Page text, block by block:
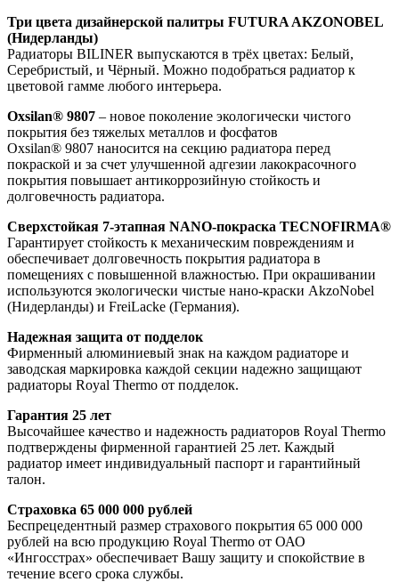
Три цвета дизайнерской палитры FUTURA AKZONOBEL
(Нидерланды)
Радиаторы BILINER выпускаются в трёх цветах: Белый,
Серебристый, и Чёрный. Можно подобраться радиатор к
цветовой гамме любого интерьера.
Oxsilan® 9807 – новое поколение экологически чистого
покрытия без тяжелых металлов и фосфатов
Oxsilan® 9807 наносится на секцию радиатора перед
покраской и за счет улучшенной адгезии лакокрасочного
покрытия повышает антикоррозийную стойкость и
долговечность радиатора.
Сверхстойкая 7-этапная NANO-покраска TECNOFIRMA®
Гарантирует стойкость к механическим повреждениям и
обеспечивает долговечность покрытия радиатора в
помещениях с повышенной влажностью. При окрашивании
используются экологически чистые нано-краски AkzoNobel
(Нидерланды) и FreiLacke (Германия).
Надежная защита от подделок
Фирменный алюминиевый знак на каждом радиаторе и
заводская маркировка каждой секции надежно защищают
радиаторы Royal Thermo от подделок.
Гарантия 25 лет
Высочайшее качество и надежность радиаторов Royal Thermo
подтверждены фирменной гарантией 25 лет. Каждый
радиатор имеет индивидуальный паспорт и гарантийный
талон.
Страховка 65 000 000 рублей
Беспрецедентный размер страхового покрытия 65 000 000
рублей на всю продукцию Royal Thermo от ОАО
«Ингосстрах» обеспечивает Вашу защиту и спокойствие в
течение всего срока службы.